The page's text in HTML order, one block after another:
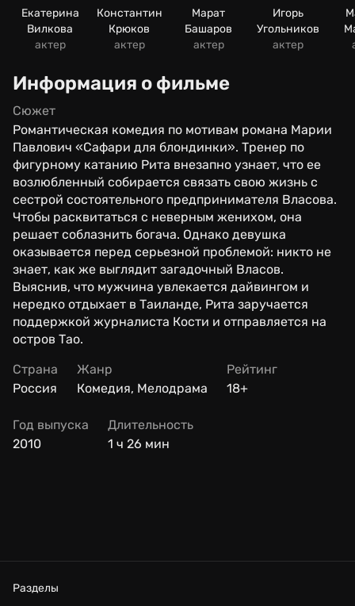
Екатерина
Вилкова
актер
Константин
Крюков
актер
Марат
Башаров
актер
Игорь
Угольников
актер
Информация о фильме
Сюжет
Романтическая комедия по мотивам романа Марии
Павлович «Сафари для блондинки». Тренер по
фигурному катанию Рита внезапно узнает, что ее
возлюбленный собирается связать свою жизнь с
сестрой состоятельного предпринимателя Власова.
Чтобы расквитаться с неверным женихом, она
решает соблазнить богача. Однако девушка
оказывается перед серьезной проблемой: никто не
знает, как же выглядит загадочный Власов.
Выяснив, что мужчина увлекается дайвингом и
нередко отдыхает в Таиланде, Рита заручается
поддержкой журналиста Кости и отправляется на
остров Тао.
Страна
Россия
Жанр
Комедия, Мелодрама
Рейтинг
18+
Год выпуска
2010
Длительность
1 ч 26 мин
Разделы